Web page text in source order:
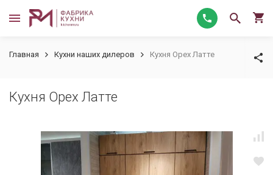
Главная Кухни наших дилеров Кухня Орех Латте
Кухня Орех Латте